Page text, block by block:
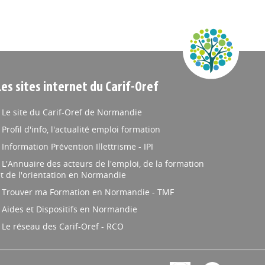
sites internet du Carif-Oref
Le site du Carif-Oref de Normandie
Profil d'info, l'actualité emploi formation
Information Prévention Illettrisme - IPI
L'Annuaire des acteurs de l'emploi, de la formation
de l'orientation en Normandie
Trouver ma Formation en Normandie - TMF
Aides et Dispositifs en Normandie
Le réseau des Carif-Oref - RCO